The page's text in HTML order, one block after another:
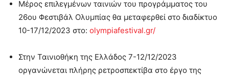
Μέρος επιλεγμένων ταινιών του προγράμματος του
26ου Φεστιβάλ Ολυμπίας θα μεταφερθεί στο διαδίκτυο
10-17/12/2023 στο: olympiafestival.gr/
Στην Ταινιοθήκη της Ελλάδος 7-12/12/2023
οργανώνεται πλήρης ρετροσπεκτίβα στο έργο της